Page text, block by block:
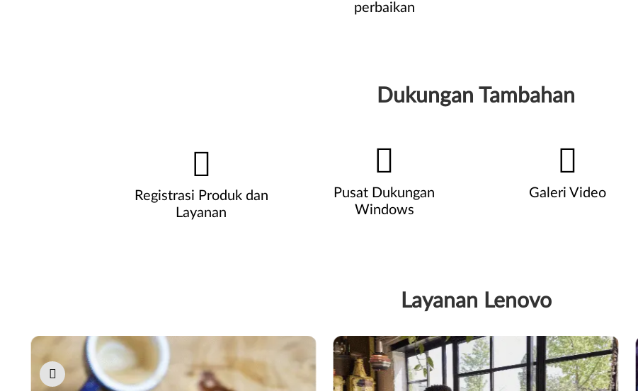
perbaikan
Dukungan Tambahan
Registrasi Produk dan
Layanan
Pusat Dukungan
Windows
Galeri Video
Layanan Lenovo
Pause carousel autoplay